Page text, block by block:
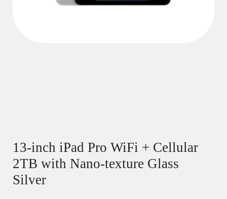
13-inch iPad Pro WiFi + Cellular
2TB with Nano-texture Glass
Silver